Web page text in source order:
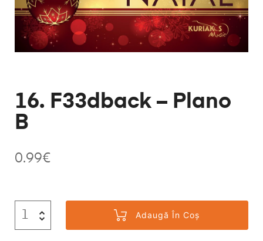
16. F33dback – Plano
B
0.99€
Adaugă În Coș